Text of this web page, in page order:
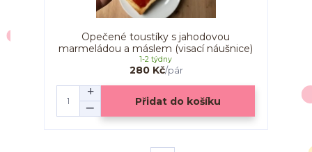
Opečené toustíky s jahodovou
marmeládou a máslem (visací náušnice)
280 Kč/pár
1-2 týdny
Přidat do košíku